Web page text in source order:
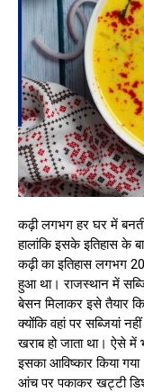
कढ़ी लगभग हर घर में
हालांकि इसके इतिहास के
कढ़ी का इतिहास लगभग
हुआ था। राजस्थान में
बेसन मिलाकर इसे तैयार
क्योंकि वहां पर सब्जियां
खराब हो जाता था। ऐसे
इसका आविष्कार किया
आंच पर पकाकर खट्टी